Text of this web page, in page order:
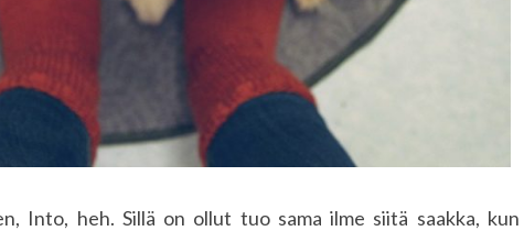
Into, heh. Sillä on ollut tuo sama ilme siitä saakka, kun